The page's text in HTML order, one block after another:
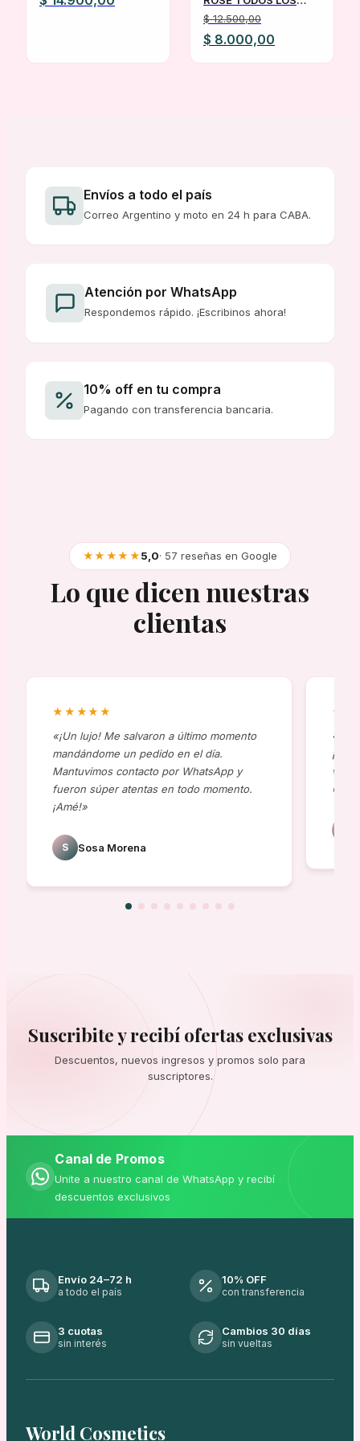
TONOS
$12.500,00
El
precio
$ 8.000,00
precio
Envíos a todo el país
Correo Argentino y moto en 24 h para CABA.
Atención por WhatsApp
Respondemos rápido. ¡Escribinos ahora!
10% off en tu compra
Pagando con transferencia bancaria.
★★★★★5,0· 57 reseñas en Google
Lo que dicen nuestras
clientas
★★★★★
«¡Un lujo! Me salvaron a último momento
mandándome un pedido en el día.
Mantuvimos contacto por WhatsApp y
fueron súper atentas en todo momento.
¡Amé!»
S Sosa Morena
¡al
😍»
Suscribite y recibí ofertas exclusivas
Descuentos, nuevos ingresos y promos solo para
suscriptores.
Canal de Promos
Unite a nuestro canal de WhatsApp y recibí
descuentos exclusivos
Envío 24–72 h
a todo el país
10% OFF
con transferencia
3 cuotas
sin interés
Cambios 30 días
sin vueltas
World Cosmetics